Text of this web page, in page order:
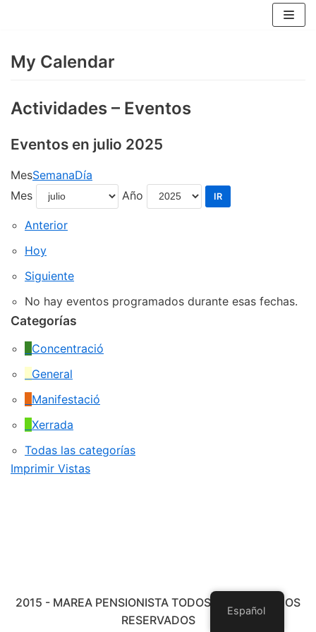
contenido
My Calendar
Actividades – Eventos
Eventos en julio 2025
MesSemanaDía
Mes
Año
Anterior
Hoy
Siguiente
No hay eventos programados durante esas fechas.
Categorías
Concentració
General
Manifestació
Xerrada
Todas las categorías
Imprimir Vistas
2015 - MAREA PENSIONISTA TODOS LOS DERECHOS
RESERVADOS
Español